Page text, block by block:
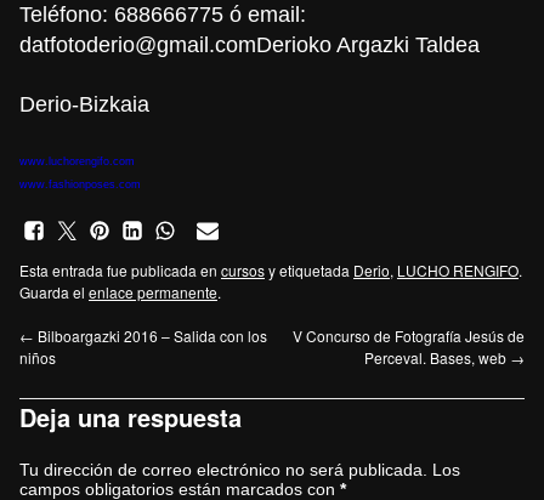
Teléfono: 688666775 ó email:
datfotoderio@gmail.comDerioko Argazki Taldea
Derio-Bizkaia
www.luchorengifo.com
www.fashionposes.com
Esta entrada fue publicada en cursosy etiquetada Derio, LUCHO RENGIFO.
Guarda el enlace permanente.
← Bilboargazki 2016 – Salida con los
niños
V Concurso de Fotografía Jesús de
Perceval. Bases, web →
Deja una respuesta
Tu dirección de correo electrónico no será publicada.
Los
campos obligatorios están marcados con *